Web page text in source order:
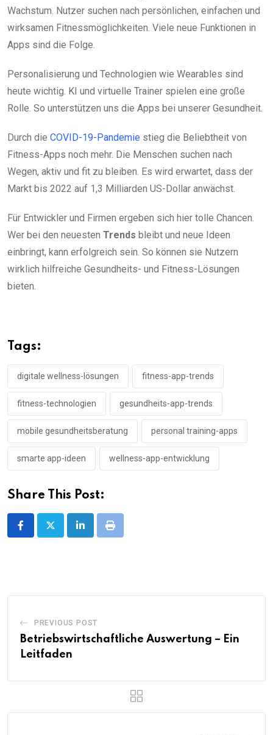
Wachstum. Nutzer suchen nach persönlichen, einfachen und
wirksamen Fitnessmöglichkeiten. Viele neue Funktionen in
Apps sind die Folge.
Personalisierung und Technologien wie Wearables sind
heute wichtig. KI und virtuelle Trainer spielen eine große
Rolle. So unterstützen uns die Apps bei unserer Gesundheit.
Durch die COVID-19-Pandemie stieg die Beliebtheit von
Fitness-Apps noch mehr. Die Menschen suchen nach
Wegen, aktiv und fit zu bleiben. Es wird erwartet, dass der
Markt bis 2022 auf 1,3 Milliarden US-Dollar anwächst.
Für Entwickler und Firmen ergeben sich hier tolle Chancen.
Wer bei den neuesten Trends bleibt und neue Ideen
einbringt, kann erfolgreich sein. So können sie Nutzern
wirklich hilfreiche Gesundheits- und Fitness-Lösungen
bieten.
Tags:
digitale wellness-lösungen fitness-app-trends
fitness-technologien gesundheits-app-trends
mobile gesundheitsberatung personal training-apps
smarte app-ideen wellness-app-entwicklung
Share This Post:
LinkedInPrint
PREVIOUS POST
Betriebswirtschaftliche Auswertung – Ein
Leitfaden